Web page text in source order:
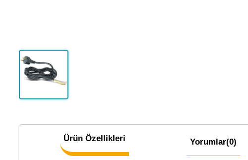
Ürün Özellikleri Yorumlar(0)